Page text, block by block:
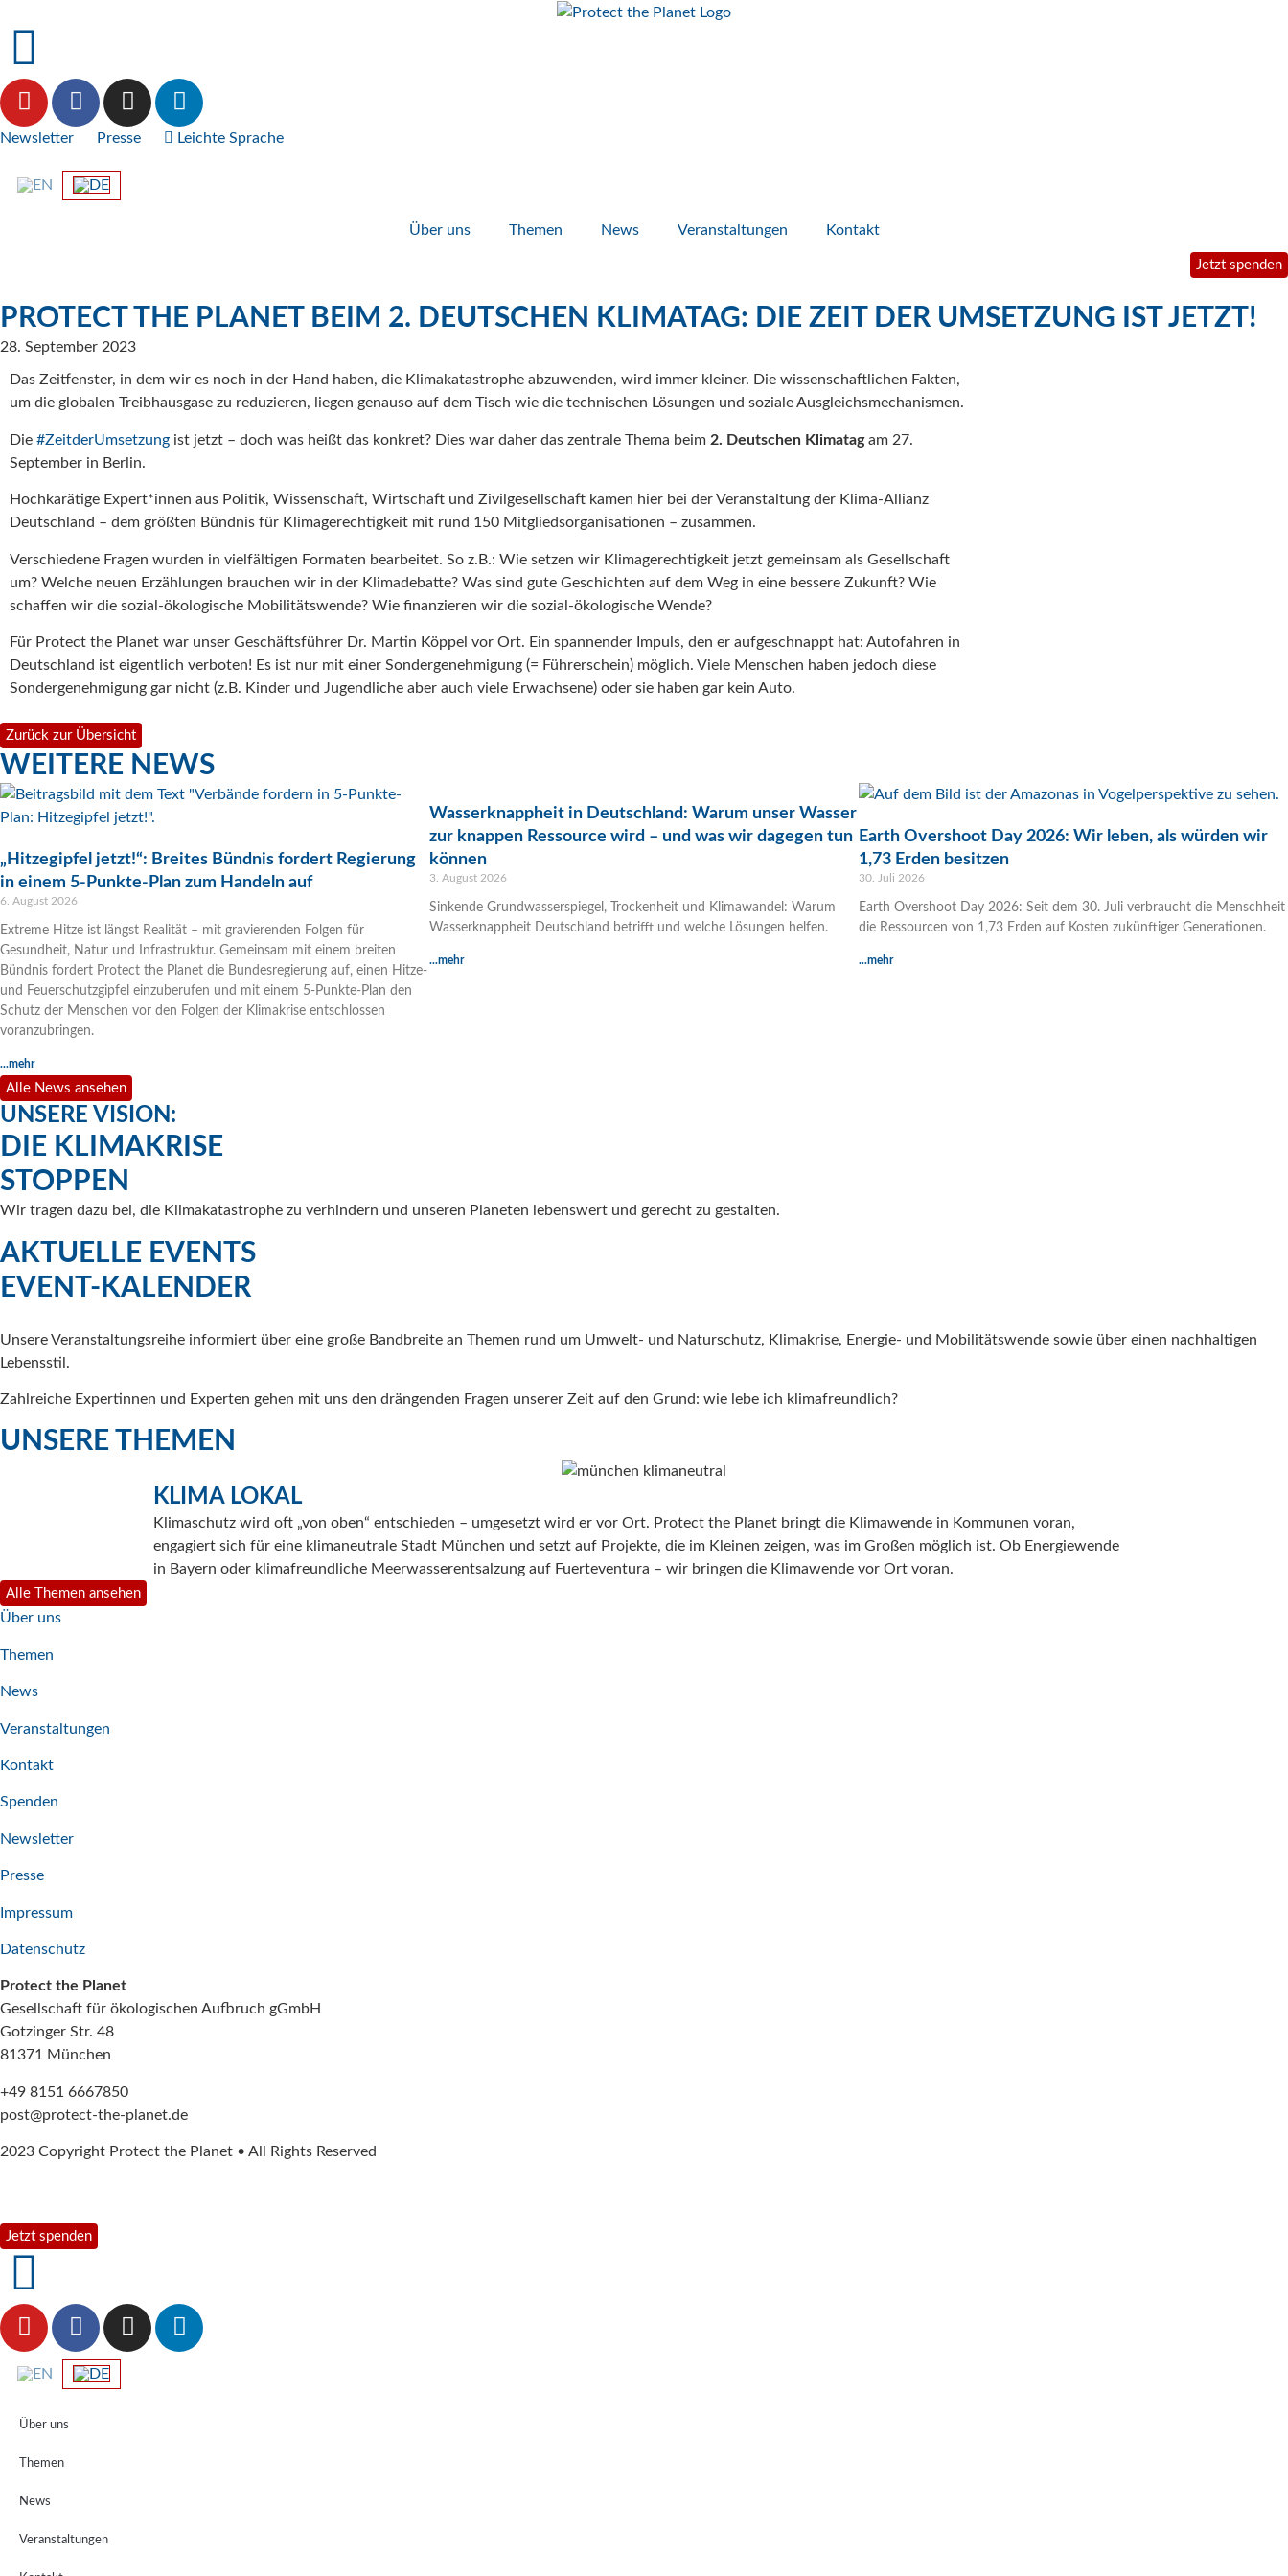
Newsletter Presse Leichte Sprache
Über uns Themen News Veranstaltungen Kontakt
Jetzt spenden
PROTECT THE PLANET BEIM 2. DEUTSCHEN KLIMATAG: DIE ZEIT DER UMSETZUNG IST JETZT!
28. September 2023
Das Zeitfenster, in dem wir es noch in der Hand haben, die Klimakatastrophe abzuwenden, wird immer kleiner. Die wissenschaftlichen Fakten,
um die globalen Treibhausgase zu reduzieren, liegen genauso auf dem Tisch wie die technischen Lösungen und soziale Ausgleichsmechanismen.
Die #ZeitderUmsetzung ist jetzt – doch was heißt das konkret? Dies war daher das zentrale Thema beim 2. Deutschen Klimatagam 27.
September in Berlin.
Hochkarätige Expert*innen aus Politik, Wissenschaft, Wirtschaft und Zivilgesellschaft kamen hier bei der Veranstaltung der Klima-Allianz
Deutschland – dem größten Bündnis für Klimagerechtigkeit mit rund 150 Mitgliedsorganisationen – zusammen.
Verschiedene Fragen wurden in vielfältigen Formaten bearbeitet. So z.B.: Wie setzen wir Klimagerechtigkeit jetzt gemeinsam als Gesellschaft
um? Welche neuen Erzählungen brauchen wir in der Klimadebatte? Was sind gute Geschichten auf dem Weg in eine bessere Zukunft? Wie
schaffen wir die sozial-ökologische Mobilitätswende? Wie finanzieren wir die sozial-ökologische Wende?
Für Protect the Planet war unser Geschäftsführer Dr. Martin Köppel vor Ort. Ein spannender Impuls, den er aufgeschnappt hat: Autofahren in
Deutschland ist eigentlich verboten! Es ist nur mit einer Sondergenehmigung (= Führerschein) möglich. Viele Menschen haben jedoch diese
Sondergenehmigung gar nicht (z.B. Kinder und Jugendliche aber auch viele Erwachsene) oder sie haben gar kein Auto.
Zurück zur Übersicht
WEITERE NEWS
„Hitzegipfel jetzt!“: Breites Bündnis fordert Regierung
in einem 5-Punkte-Plan zum Handeln auf
6. August 2026
Extreme Hitze ist längst Realität – mit gravierenden Folgen für
Gesundheit, Natur und Infrastruktur. Gemeinsam mit einem breiten
Bündnis fordert Protect the Planet die Bundesregierung auf, einen Hitze-
und Feuerschutzgipfel einzuberufen und mit einem 5-Punkte-Plan den
Schutz der Menschen vor den Folgen der Klimakrise entschlossen
voranzubringen.
...mehr
Wasserknappheit in Deutschland: Warum unser Wasser
zur knappen Ressource wird – und was wir dagegen tun
können
3. August 2026
Sinkende Grundwasserspiegel, Trockenheit und Klimawandel: Warum
Wasserknappheit Deutschland betrifft und welche Lösungen helfen.
...mehr
Earth Overshoot Day 2026: Wir leben, als würden wir
1,73 Erden besitzen
30. Juli 2026
Earth Overshoot Day 2026: Seit dem 30. Juli verbraucht die Menschheit
die Ressourcen von 1,73 Erden auf Kosten zukünftiger Generationen.
...mehr
Alle News ansehen
UNSERE VISION:
DIE KLIMAKRISE
STOPPEN
Wir tragen dazu bei, die Klimakatastrophe zu verhindern und unseren Planeten lebenswert und gerecht zu gestalten.
AKTUELLE EVENTS
EVENT-KALENDER
Unsere Veranstaltungsreihe informiert über eine große Bandbreite an Themen rund um Umwelt- und Naturschutz, Klimakrise, Energie- und Mobilitätswende sowie über einen nachhaltigen
Lebensstil.
Zahlreiche Expertinnen und Experten gehen mit uns den drängenden Fragen unserer Zeit auf den Grund: wie lebe ich klimafreundlich?
UNSERE THEMEN
KLIMA LOKAL
Klimaschutz wird oft „von oben“ entschieden – umgesetzt wird er vor Ort. Protect the Planet bringt die Klimawende in Kommunen voran,
engagiert sich für eine klimaneutrale Stadt München und setzt auf Projekte, die im Kleinen zeigen, was im Großen möglich ist. Ob Energiewende
in Bayern oder klimafreundliche Meerwasserentsalzung auf Fuerteventura – wir bringen die Klimawende vor Ort voran.
Alle Themen ansehen
Über uns
Themen
News
Veranstaltungen
Kontakt
Spenden
Newsletter
Presse
Impressum
Datenschutz
Protect the Planet
Gesellschaft für ökologischen Aufbruch gGmbH
Gotzinger Str. 48
81371 München
+49 8151 6667850
post@protect-the-planet.de
2023 Copyright Protect the Planet • All Rights Reserved
Jetzt spenden
Über uns
Themen
News
Veranstaltungen